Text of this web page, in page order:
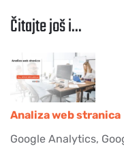
Čitajte još i...
Analiza web stranica
Google Analytics,